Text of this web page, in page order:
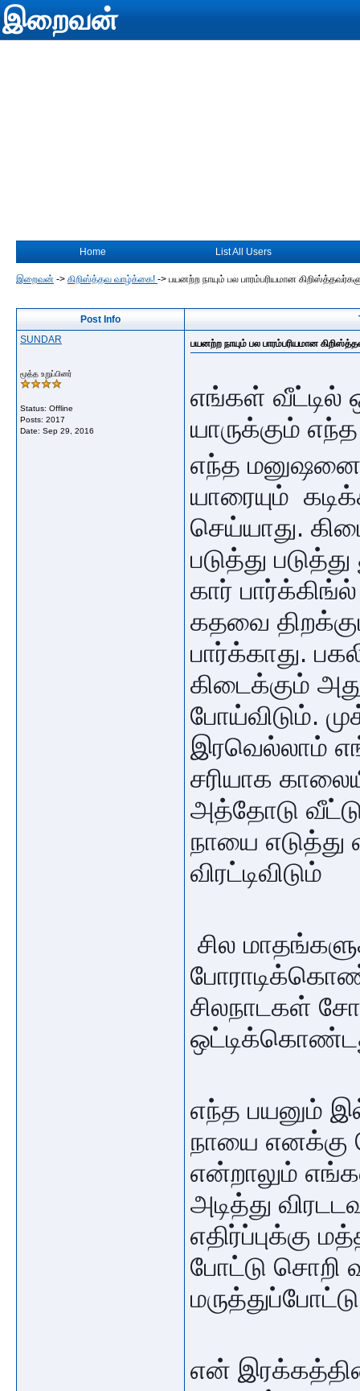
இறைவன்
Home List All Users
இறைவன் -> கிறிஸ்த்தவ வாழ்க்கை! -> பயனற்ற நாயும் பல பாரம்பரியமான
Post Info
SUNDAR
மூத்த உறுப்பினர்
Status: Offline
Posts: 2017
Date: Sep 29, 2016
பயனற்ற நாயும் பல பாரம்பரியமான
எங்கள் வீட்டில்
யாருக்கும்
எந்த மனுஷனை
யாரையும்
செய்யாது.
படுத்து
கார்
கதவை
பார்க்காது.
கிடைக்கும்
போய்விடும்.
இரவெல்லாம்
சரியாக
அத்தோடு வீட்டு
நாயை
விரட்டிவிடும்
சில
சிலநாடகள்
எந்த பயனும்
நாயை எனக்கு
என்றாலும்
அடித்து
எதிர்ப்புக்கு
போட்டு சொறி
என்